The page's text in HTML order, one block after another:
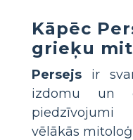
Kāpēc
grieķu
Persejs ir
izdomu un
piedzīvojumi
vēlākās